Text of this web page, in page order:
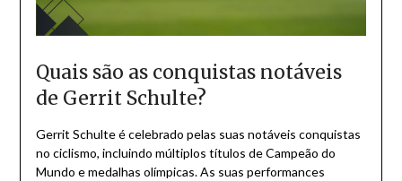
Quais são as conquistas notáveis
de Gerrit Schulte?
Gerrit Schulte é celebrado pelas suas notáveis conquistas
no ciclismo, incluindo múltiplos títulos de Campeão do
Mundo e medalhas olímpicas. As suas performances